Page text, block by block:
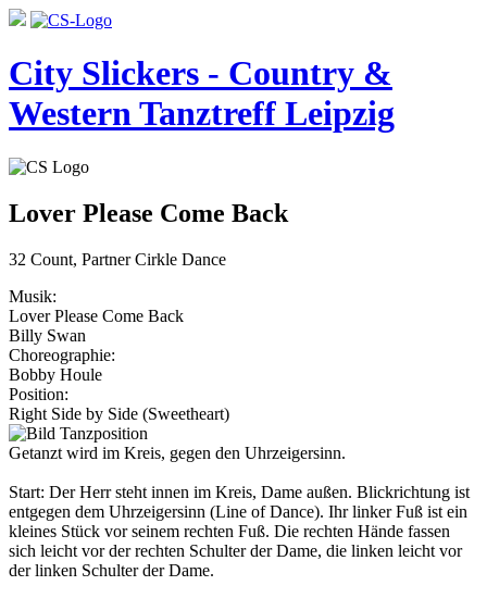
City Slickers - Country &
Western Tanztreff Leipzig
Lover Please Come Back
32 Count, Partner Cirkle Dance
Musik:
Lover Please Come Back
Billy Swan
Choreographie:
Bobby Houle
Position:
Right Side by Side (Sweetheart)
Getanzt wird im Kreis, gegen den Uhrzeigersinn.
Start: Der Herr steht innen im Kreis, Dame außen. Blickrichtung ist
entgegen dem Uhrzeigersinn (Line of Dance). Ihr linker Fuß ist ein
kleines Stück vor seinem rechten Fuß. Die rechten Hände fassen
sich leicht vor der rechten Schulter der Dame, die linken leicht vor
der linken Schulter der Dame.